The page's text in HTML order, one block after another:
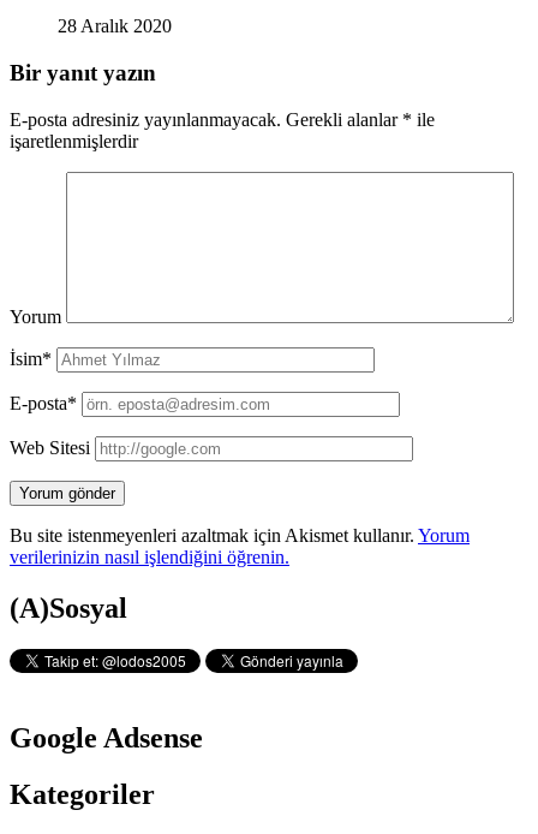
28 Aralık 2020
Bir yanıt yazın
E-posta adresiniz yayınlanmayacak. Gerekli alanlar * ile
işaretlenmişlerdir
Yorum
İsim*
E-posta*
Web Sitesi
Bu site istenmeyenleri azaltmak için Akismet kullanır. Yorum
verilerinizin nasıl işlendiğini öğrenin.
Yan
(A)Sosyal
Google Adsense
Kategoriler